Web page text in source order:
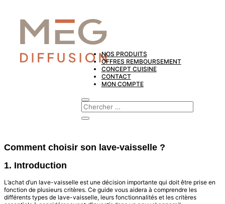
NOS PRODUITS
OFFRES REMBOURSEMENT
CONCEPT CUISINE
CONTACT
MON COMPTE
Comment choisir son lave-vaisselle ?
1. Introduction
L’achat d’un lave-vaisselle est une décision importante qui doit être prise en
fonction de plusieurs critères. Ce guide vous aidera à comprendre les
différents types de lave-vaisselle, leurs fonctionnalités et les critères